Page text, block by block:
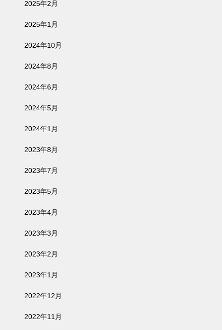
2025年2月
2025年1月
2024年10月
2024年8月
2024年6月
2024年5月
2024年1月
2023年8月
2023年7月
2023年5月
2023年4月
2023年3月
2023年2月
2023年1月
2022年12月
2022年11月